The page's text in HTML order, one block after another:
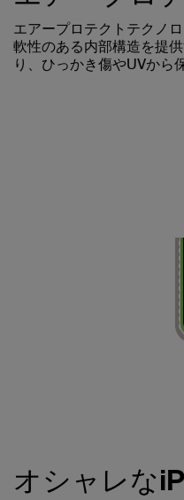
エアープロテクトテクノ
軟性のある内部構造を提
り、ひっかき傷やUVから
オシャレな